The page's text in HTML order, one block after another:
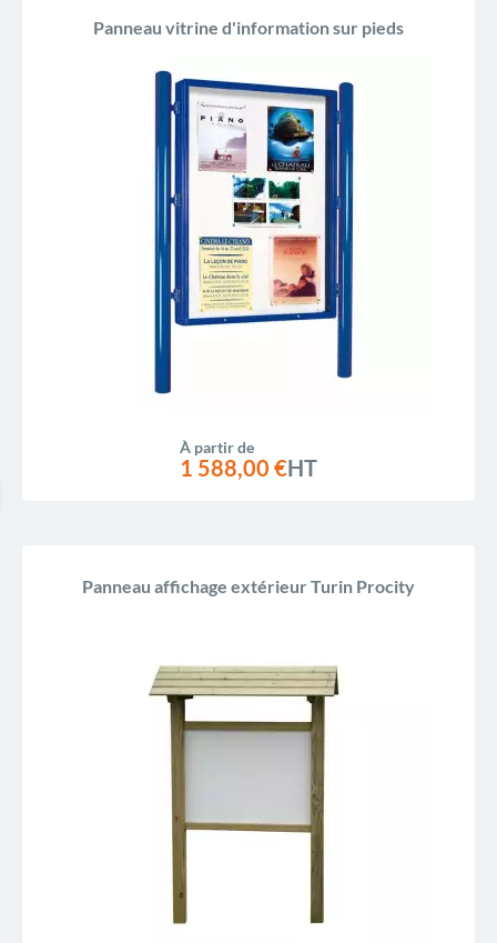
Panneau vitrine d'information sur pieds
À partir de
1 588,00 €HT
Panneau affichage extérieur Turin Procity